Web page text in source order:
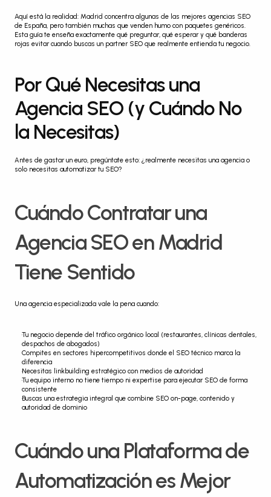
Aquí está la realidad: Madrid concentra algunas de las mejores agencias SEO
de España, pero también muchas que venden humo con paquetes genéricos.
Esta guía te enseña exactamente qué preguntar, qué esperar y qué banderas
rojas evitar cuando buscas un partner SEO que realmente entienda tu negocio.
Por Qué Necesitas una
Agencia SEO (y Cuándo No
la Necesitas)
Antes de gastar un euro, pregúntate esto: ¿realmente necesitas una agencia o
solo necesitas automatizar tu SEO?
Cuándo Contratar una
Agencia SEO en Madrid
Tiene Sentido
Una agencia especializada vale la pena cuando:
Tu negocio depende del tráfico orgánico local (restaurantes, clínicas dentales,
despachos de abogados)
Compites en sectores hipercompetitivos donde el SEO técnico marca la
diferencia
Necesitas linkbuilding estratégico con medios de autoridad
Tu equipo interno no tiene tiempo ni expertise para ejecutar SEO de forma
consistente
Buscas una estrategia integral que combine SEO on-page, contenido y
autoridad de dominio
Cuándo una Plataforma de
Automatización es Mejor